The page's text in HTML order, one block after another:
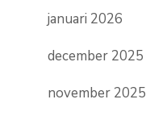
januari 2026
december 2025
november 2025